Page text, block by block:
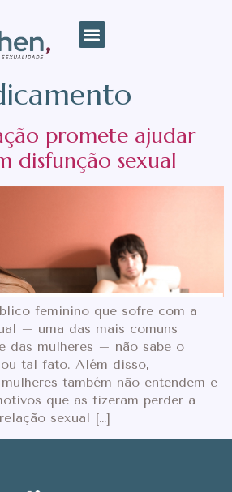
promete ajudar
disfunção sexual
feminino que sofre com a
– uma das mais comuns
das mulheres – não sabe o
tal fato. Além disso,
também não entendem e
que as fizeram perder a
sexual […]